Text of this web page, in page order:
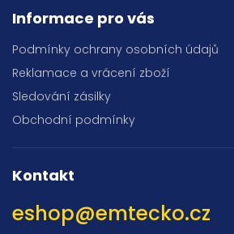
Informace pro vás
Podmínky ochrany osobních údajů
Reklamace a vrácení zboží
Sledování zásilky
Obchodní podmínky
Kontakt
eshop@emtecko.cz